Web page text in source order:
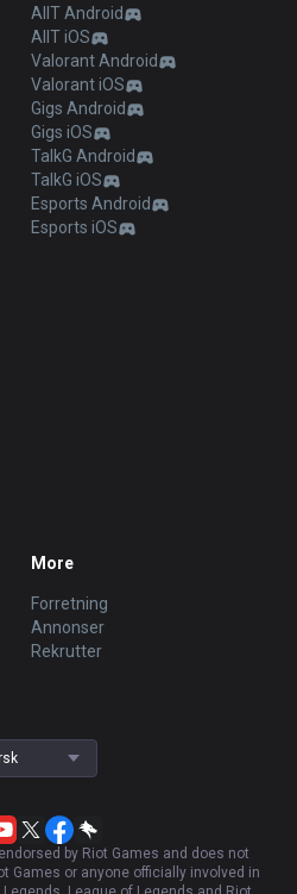
AllT Android
AllT iOS
Valorant Android
Valorant iOS
Gigs Android
Gigs iOS
TalkG Android
TalkG iOS
Esports Android
Esports iOS
More
Forretning
Annonser
Rekrutter
endorsed by Riot Games and does not
Games or anyone officially involved in